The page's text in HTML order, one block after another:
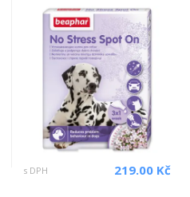
s DPH 219.00 Kč